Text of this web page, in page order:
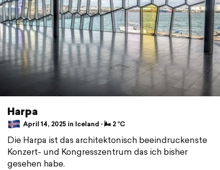
Harpa
April 14, 2025 in Iceland ⋅ 🌬 2 °C
Die Harpa ist das architektonisch beeindruckenste
Konzert- und Kongresszentrum das ich bisher
gesehen habe.